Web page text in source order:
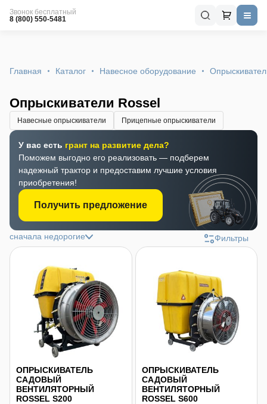
Звонок бесплатный
8 (800) 550-5481
Главная Каталог Навесное оборудование
Опрыскиватели Rossel
Навесные опрыскиватели Прицепные опрыскиватели
У вас есть грант на развитие дела?
Поможем выгодно его реализовать — подберем
надежный трактор и предоставим лучшие условия
приобретения!
Получить предложение
сначала недорогие Фильтры
ОПРЫСКИВАТЕЛЬ
САДОВЫЙ
ВЕНТИЛЯТОРНЫЙ
ROSSEL S200
ОПРЫСКИВАТЕЛЬ
САДОВЫЙ
ВЕНТИЛЯТОРНЫЙ
ROSSEL S600